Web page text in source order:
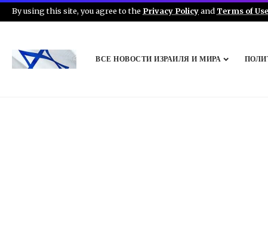
By using this site, you agree to the Privacy Policyand Terms of Use
ВСЕ НОВОСТИ ИЗРАИЛЯ И МИРА